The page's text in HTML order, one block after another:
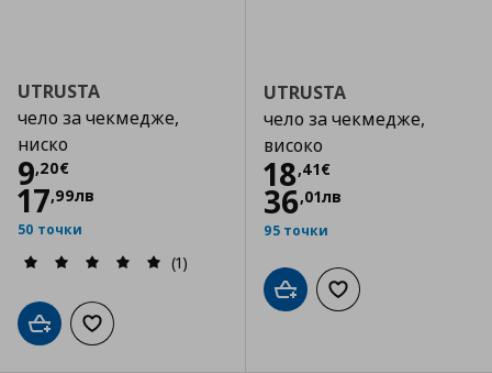
UTRUSTA
чело за чекмедже,
ниско
9,20€
Цена
17,99лв
50 точки
(1)
Добави в кошницата
Добави към списъка с любими
UTRUSTA
чело за чекмедже,
високо
18,41€
Цена
36,01лв
95 точки
Добави в кошницата
Добави към